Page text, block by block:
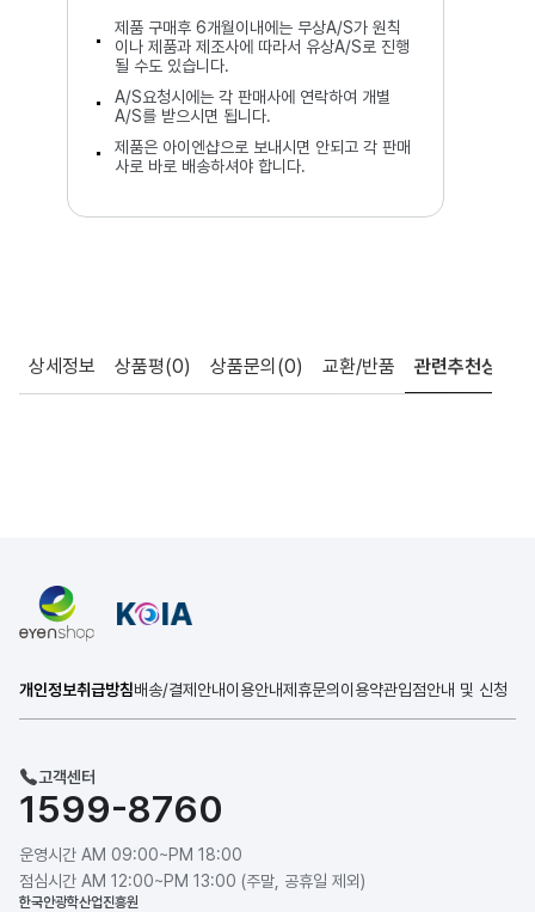
제품 구매후 6개월이내에는 무상A/S가 원칙
이나 제품과 제조사에 따라서 유상A/S로 진행
될 수도 있습니다.
A/S요청시에는 각 판매사에 연락하여 개별
A/S를 받으시면 됩니다.
제품은 아이엔샵으로 보내시면 안되고 각 판매
사로 바로 배송하셔야 합니다.
상세정보 상품평(0) 상품문의 (0) 교환/반품 관련추천상품
개인정보취급방침배송/결제안내이용안내제휴문의 이용약관입점안내 및 신청
고객센터
1599-8760
운영시간 AM 09:00~PM 18:00
점심시간 AM 12:00~PM 13:00 (주말, 공휴일 제외)
한국안광학산업진흥원